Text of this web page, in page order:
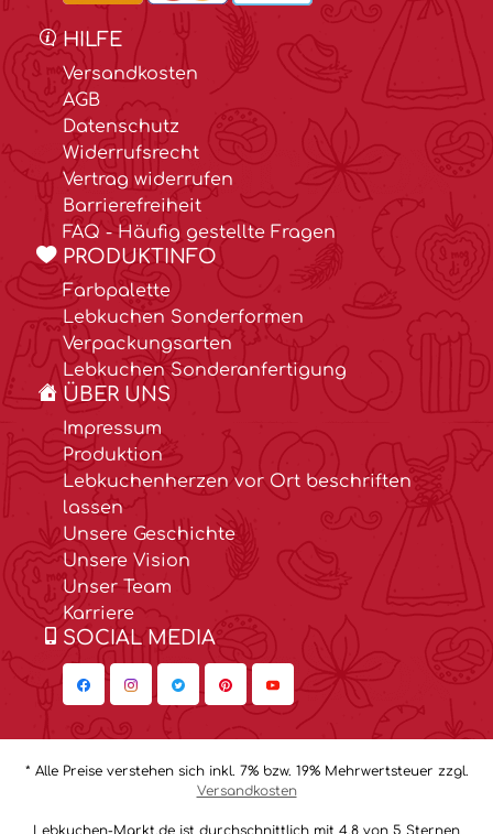
HILFE
Versandkosten
AGB
Datenschutz
Widerrufsrecht
Vertrag widerrufen
Barrierefreiheit
FAQ - Häufig gestellte Fragen
PRODUKTINFO
Farbpalette
Lebkuchen Sonderformen
Verpackungsarten
Lebkuchen Sonderanfertigung
ÜBER UNS
Impressum
Produktion
Lebkuchenherzen vor Ort beschriften
lassen
Unsere Geschichte
Unsere Vision
Unser Team
Karriere
SOCIAL MEDIA
* Alle Preise verstehen sich inkl. 7% bzw. 19% Mehrwertsteuer zzgl.
Versandkosten